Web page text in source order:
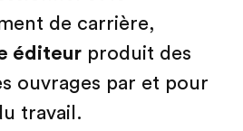
de carrière,
éditeur produit des
ouvrages par et pour
travail.